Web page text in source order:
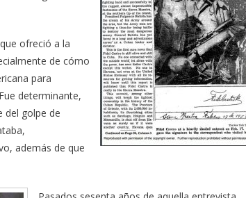
ofreció a la
de cómo
para
determinante,
del golpe de
además de que